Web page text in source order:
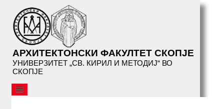
АРХИТЕКТОНСКИ ФАКУЛТЕТ СКОПЈЕ
УНИВЕРЗИТЕТ „СВ. КИРИЛ И МЕТОДИЈ“ ВО
СКОПЈЕ
АФС